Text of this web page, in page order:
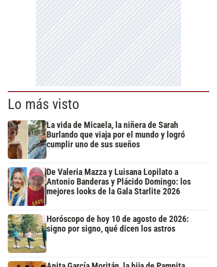
Lo más visto
La vida de Micaela, la niñera de Sarah
Burlando que viaja por el mundo y logró
cumplir uno de sus sueños
De Valeria Mazza y Luisana Lopilato a
Antonio Banderas y Plácido Domingo: los
mejores looks de la Gala Starlite 2026
Horóscopo de hoy 10 de agosto de 2026:
signo por signo, qué dicen los astros